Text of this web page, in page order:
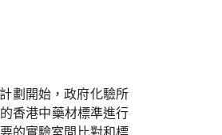
劃開始，政府化驗所
香港中藥材標準進行
的實驗室間比對和標